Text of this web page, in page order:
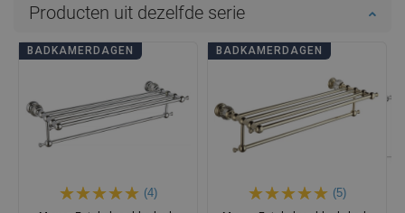
Producten uit dezelfde serie
BADKAMERDAGEN
(4)
BADKAMERDAGEN
(5)